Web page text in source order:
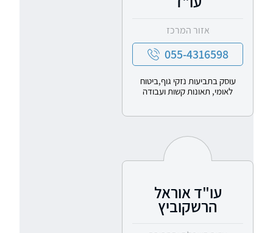
אזור המרכז
055-4316598
עוסק בתביעות נזקי גוף,ביטוח
לאומי, תאונות קשות ועבודה
עו"ד אוראל
הרשקוביץ